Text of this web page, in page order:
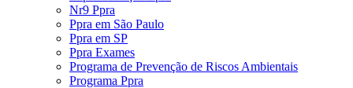
Nr9 Ppra
Ppra em São Paulo
Ppra em SP
Ppra Exames
Programa de Prevenção de Riscos Ambientais
Programa Ppra